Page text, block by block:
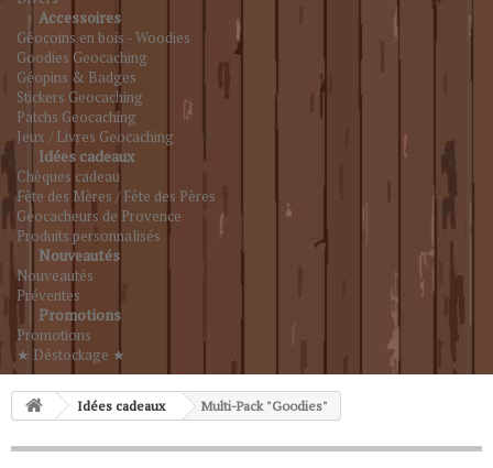
Accessoires
Géocoins en bois - Woodies
Goodies Geocaching
Géopins & Badges
Stickers Geocaching
Patchs Geocaching
Jeux / Livres Geocaching
Idées cadeaux
Chèques cadeau
Fête des Mères / Fête des Pères
Géocacheurs de Provence
Produits personnalisés
Nouveautés
Nouveautés
Préventes
Promotions
Promotions
★ Déstockage ★
Idées cadeaux Multi-Pack "Goodies"